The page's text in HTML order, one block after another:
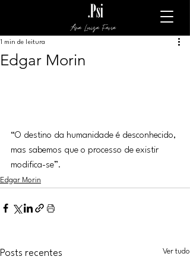
Ana Luiza Faria
Edgar Morin
1 min de leitura
“O destino da humanidade é desconhecido,
mas sabemos que o processo de existir
modifica-se”.
Edgar Morin
Posts recentes Ver tudo